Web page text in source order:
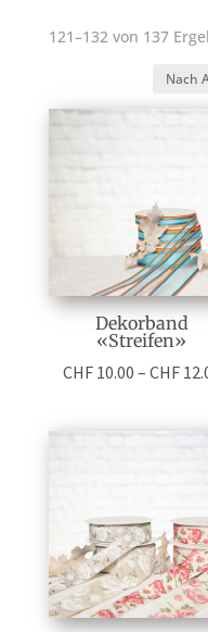
121–132 von 137
Dekorband
«Streifen»
CHF10.00 – CHF